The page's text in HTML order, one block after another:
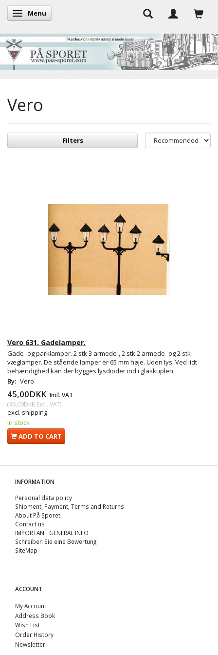
Toggle navigation
Menu
Vero
Filters
Vero 631. Gadelamper.
Gade- og parklamper. 2 stk 3 armede-, 2 stk 2 armede- og 2 stk
væglamper. De stående lamper er 65 mm høje. Uden lys. Ved lidt
behændighed kan der bygges lysdioder ind i glaskuplen.
By: Vero
45,00DKK Incl. VAT
(36,00DKK Excl. VAT)
excl. shipping
In stock
ADD TO CART
INFORMATION
Personal data policy
Shipment, Payment, Terms and Returns
About På Sporet
Contact us
IMPORTANT GENERAL INFO
Schreiben Sie eine Bewertung
SiteMap
ACCOUNT
My Account
Address Book
Wish List
Order History
Newsletter